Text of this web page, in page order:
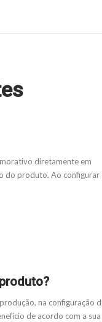
diretamente em
do produto. Ao configurar
na configuração
de acordo com a sua